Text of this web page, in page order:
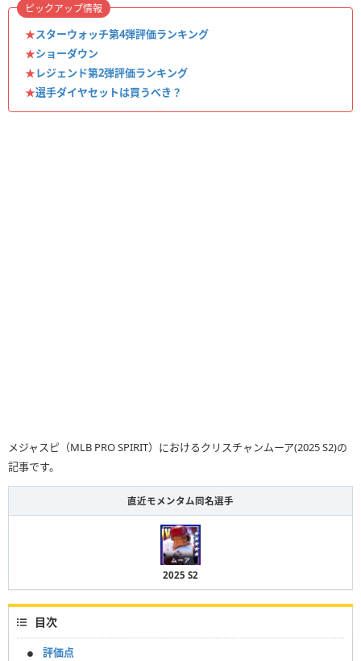
★スターウォッチ第4弾評価ランキング
★ショーダウン
★レジェンド第2弾評価ランキング
★選手ダイヤセットは買うべき？
ピックアップ情報
メジャスピ（MLB PRO SPIRIT）におけるクリスチャンムーア(2025 S2)の
記事です。
直近モメンタム同名選手
2025 S2
目次
評価点